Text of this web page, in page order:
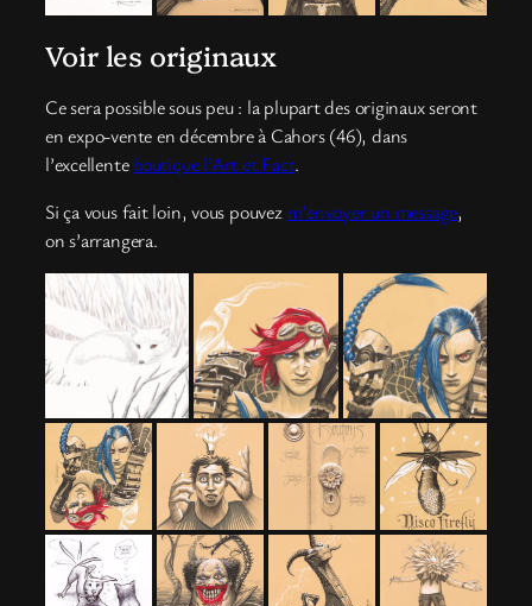
Voir les originaux
Ce sera possible sous peu : la plupart des originaux seront
en expo-vente en décembre à Cahors (46), dans
l’excellenteboutique l’Art et Fact.
Si ça vous fait loin, vous pouvez m’envoyer un message,
on s’arrangera.